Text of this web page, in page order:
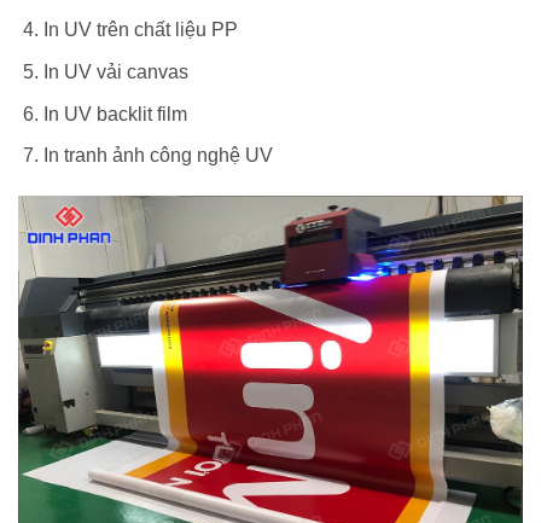
In UV trên chất liệu PP
In UV vải canvas
In UV backlit film
In tranh ảnh công nghệ UV